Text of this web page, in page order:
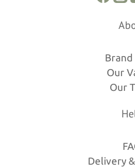
Brand
Our
Our
Delivery